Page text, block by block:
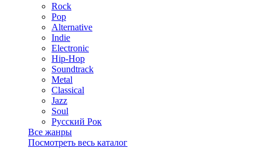
Rock
Pop
Alternative
Indie
Electronic
Hip-Hop
Soundtrack
Metal
Classical
Jazz
Soul
Русский Рок
Все жанры
Посмотреть весь каталог